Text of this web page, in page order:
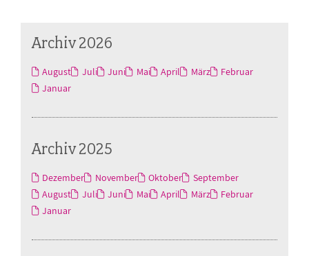
Archiv 2026
August Juli Juni Mai April März
Februar
Januar
Archiv 2025
Dezember November Oktober
September
August
Juli Juni Mai April März
Februar
Januar